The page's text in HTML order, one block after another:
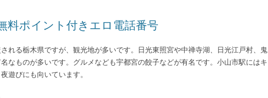
料ポイント付きエロ電話番号
れる栃木県ですが、観光地が多いです。日光東照宮や中禅寺湖、日光江戸村、鬼
なものが多いです。グルメなども宇都宮の餃子などが有名です。小山市駅にはキ
遊びにも向いています。